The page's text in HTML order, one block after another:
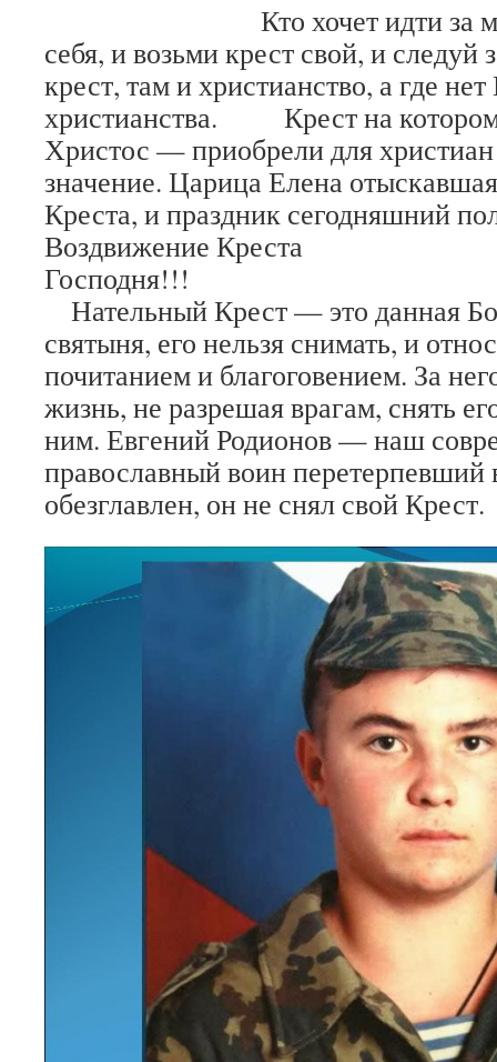
Кто хочет идти за мною,
себя, и возьми крест свой, и
крест, там и христианство, а где
христианства. Крест на котором
Христос — приобрели для
значение. Царица Елена
Креста, и праздник сегодняшний
Воздвижение Креста
Нательный Крест — это данная
святыня, его нельзя снимать, и
почитанием и благоговением. За
жизнь, не разрешая врагам, снять
ним. Евгений Родионов — наш
православный воин перетерпевший
обезглавлен, он не снял свой Крест.